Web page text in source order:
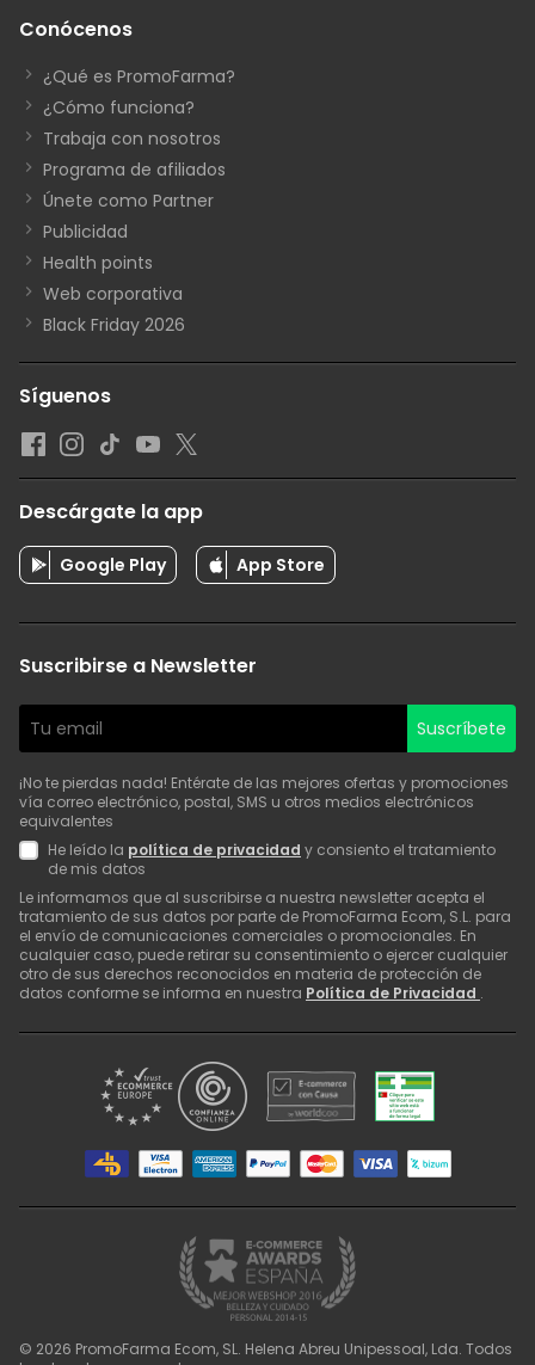
Conócenos
¿Qué es PromoFarma?
¿Cómo funciona?
Trabaja con nosotros
Programa de afiliados
Únete como Partner
Publicidad
Health points
Web corporativa
Black Friday 2026
Síguenos
Descárgate la app
Google Play App Store
Suscribirse a Newsletter
Suscríbete
¡No te pierdas nada! Entérate de las mejores ofertas y promociones
vía correo electrónico, postal, SMS u otros medios electrónicos
equivalentes
He leído la política de privacidad y consiento el tratamiento
de mis datos
Le informamos que al suscribirse a nuestra newsletter acepta el
tratamiento de sus datos por parte de PromoFarma Ecom, S.L. para
el envío de comunicaciones comerciales o promocionales. En
cualquier caso, puede retirar su consentimiento o ejercer cualquier
otro de sus derechos reconocidos en materia de protección de
datos conforme se informa en nuestra Política de Privacidad .
© 2026 PromoFarma Ecom, SL. Helena Abreu Unipessoal, Lda. Todos